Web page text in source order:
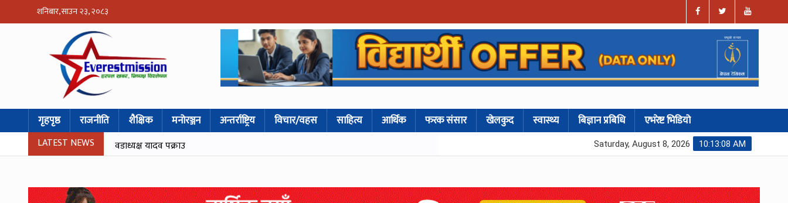
शनिबार, साउन २३, २०८३
गृहपृष्ठ राजनीति शैक्षिक मनोरञ्जन अन्तर्राष्ट्रिय विचार/वहस साहित्य आर्थिक फरक संसार खेलकुद स्वास्थ्य बिज्ञान प्रबिधि एभरेष्ट भिडियो
LATEST NEWS वडाध्यक्ष यादव पक्राउ 10:13:09 AM
Saturday, August 8, 2026